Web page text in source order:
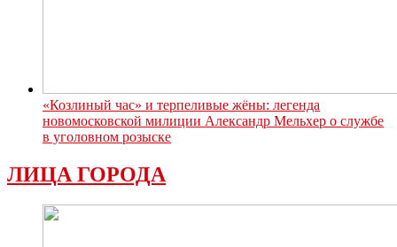
«Козлиный час» и терпеливые жёны: легенда
новомосковской милиции Александр Мельхер о службе
в уголовном розыске
ЛИЦА ГОРОДА